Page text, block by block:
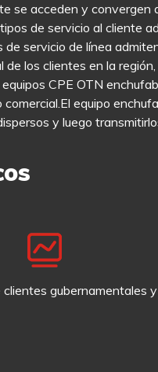
se acceden y convergen
de servicio al cliente
servicio de línea
los clientes en la
CPE OTN
equipo
y luego
gubernamentales